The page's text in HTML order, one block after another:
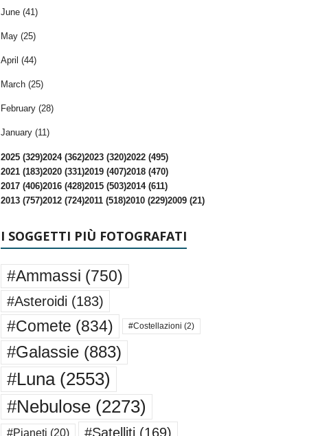
June (41)
May (25)
April (44)
March (25)
February (28)
January (11)
2025 (329)2024 (362)2023 (320)2022 (495)
2021 (183)2020 (331)2019 (407)2018 (470)
2017 (406)2016 (428)2015 (503)2014 (611)
2013 (757)2012 (724)2011 (518)2010 (229)2009 (21)
I SOGGETTI PIÙ FOTOGRAFATI
#Ammassi (750)
#Asteroidi (183)
#Comete (834) #Costellazioni (2)
#Galassie(883)
#Luna(2553)
#Nebulose(2273)
#Pianeti (20) #Satelliti (169)